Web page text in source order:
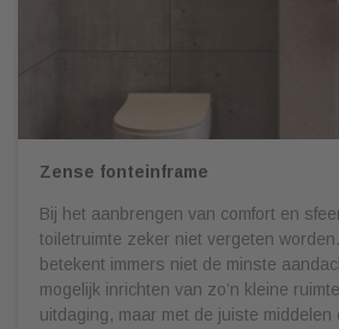
Zense fonteinframe
Bij het aanbrengen van comfort en
toiletruimte zeker niet vergeten
betekent immers niet de minste
mogelijk inrichten van zo’n kleine
uitdaging, maar met de juiste